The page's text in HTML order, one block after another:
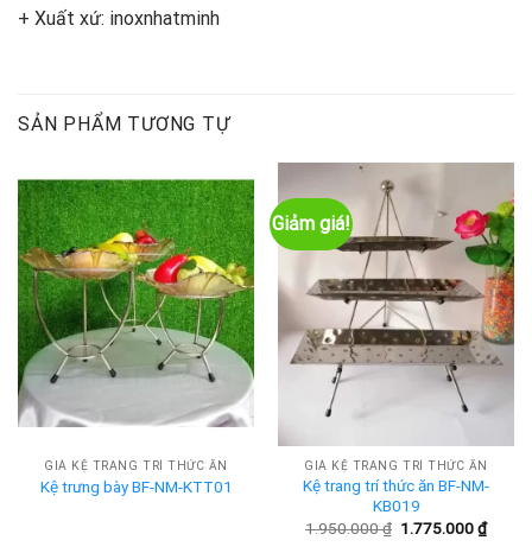
+ Xuất xứ: inoxnhatminh
SẢN PHẨM TƯƠNG TỰ
GIÁ KỆ TRANG TRÍ THỨC ĂN
Kệ trưng bày BF-NM-KTT01
Giảm giá!
GIÁ KỆ TRANG TRÍ THỨC ĂN
Kệ trang trí thức ăn BF-NM-
KB019
1.950.000₫ Giá
1.775.000₫Giá
hiện